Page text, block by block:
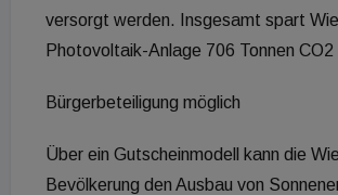
versorgt werden. Insgesamt spart
Photovoltaik-Anlage 706 Tonnen CO2
Bürgerbeteiligung möglich
Über ein Gutscheinmodell kann die
Bevölkerung den Ausbau von